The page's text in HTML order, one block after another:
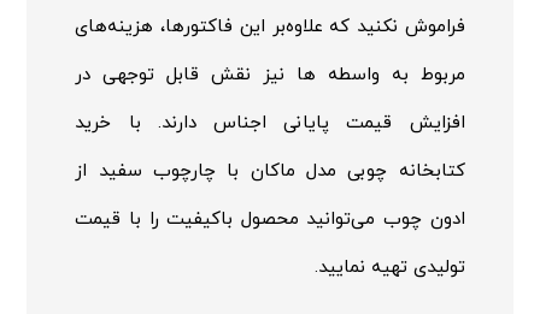
فراموش نکنید که علاوه‌بر این فاکتورها، هزینه‌های
مربوط به واسطه ها نیز نقش قابل توجهی در
افزایش قیمت پایانی اجناس دارند. با خرید
کتابخانه چوبی مدل ماکان با چارچوب سفید از
ادون چوب می‌توانید محصول باکیفیت را با قیمت
تولیدی تهیه نمایید.